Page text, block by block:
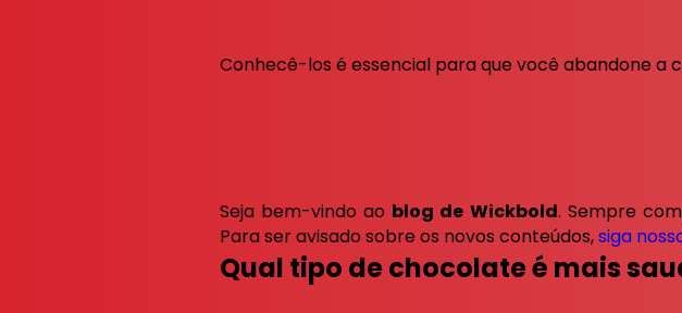
Conhecê-los é essencial para que você abandone a
Seja bem-vindo ao blog de Wickbold. Sempre
Para ser avisado sobre os novos conteúdos,siga
Qual tipo de chocolate é mais